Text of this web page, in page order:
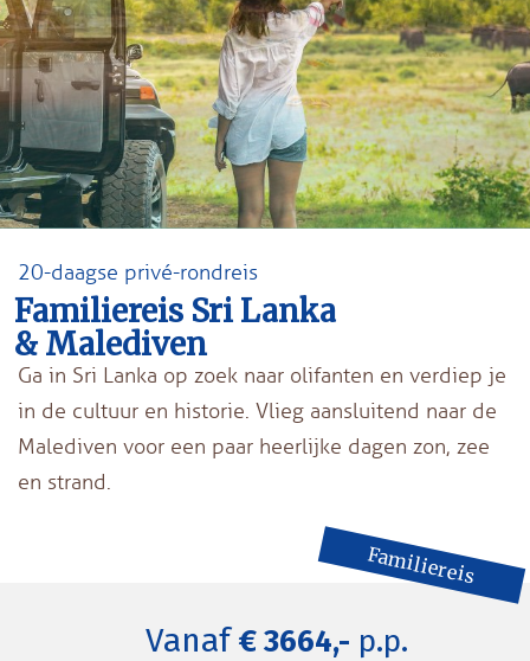
20-daagse privé-rondreis
Familiereis Sri Lanka
& Malediven
Ga in Sri Lanka op zoek naar olifanten en verdiep je
in de cultuur en historie. Vlieg aansluitend naar de
Malediven voor een paar heerlijke dagen zon, zee
en strand.
Familiereis
Vanaf€ 3664,- p.p.